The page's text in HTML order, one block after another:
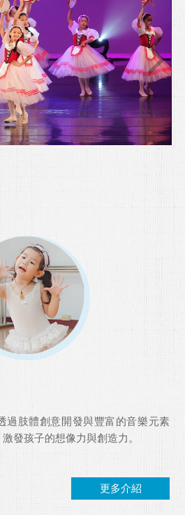
過肢體創意開發與豐富的音樂元素
發孩子的想像力與創造力。
更多介紹